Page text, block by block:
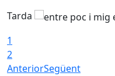
Tarda
1
2
AnteriorSegüent